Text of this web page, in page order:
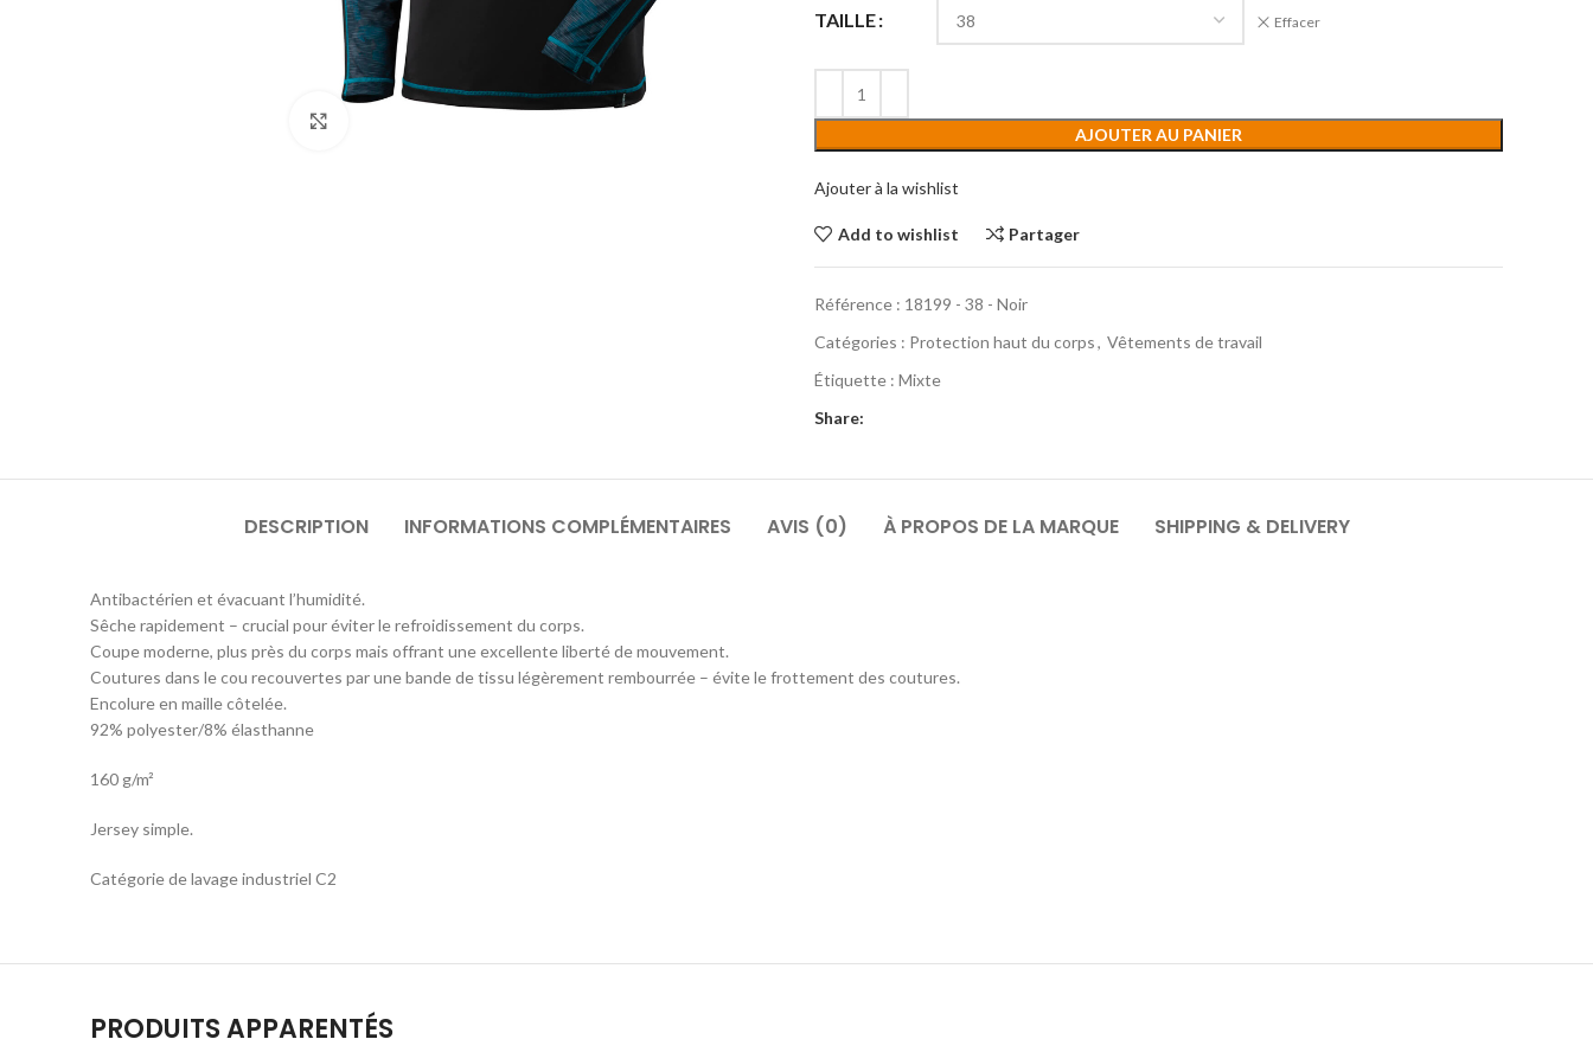
TAILLE Effacer
AJOUTER AU PANIER
Ajouter à la wishlist
Add to wishlist Partager
Référence : 18199 - 38 - Noir
Catégories : Protection haut du corps, Vêtements de travail
Étiquette : Mixte
Share:
DESCRIPTION INFORMATIONS COMPLÉMENTAIRES AVIS (0) À PROPOS DE LA MARQUE SHIPPING & DELIVERY
Antibactérien et évacuant l’humidité.
Sêche rapidement – crucial pour éviter le refroidissement du corps.
Coupe moderne, plus près du corps mais offrant une excellente liberté de mouvement.
Coutures dans le cou recouvertes par une bande de tissu légèrement rembourrée – évite le frottement des coutures.
Encolure en maille côtelée.
92% polyester/8% élasthanne
160 g/m²
Jersey simple.
Catégorie de lavage industriel C2
PRODUITS APPARENTÉS